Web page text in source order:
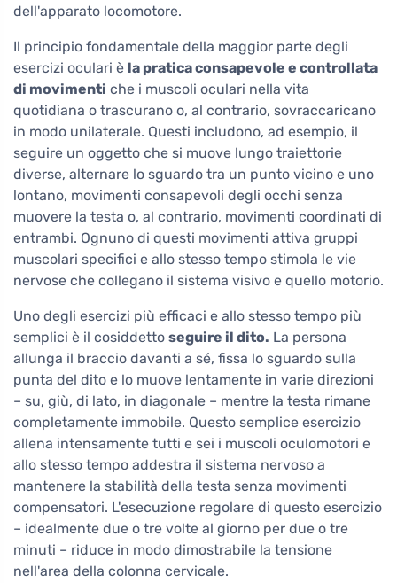
dell'apparato locomotore.
Il principio fondamentale della maggior parte degli
esercizi oculari è la pratica consapevole e controllata
di movimenti che i muscoli oculari nella vita
quotidiana o trascurano o, al contrario, sovraccaricano
in modo unilaterale. Questi includono, ad esempio, il
seguire un oggetto che si muove lungo traiettorie
diverse, alternare lo sguardo tra un punto vicino e uno
lontano, movimenti consapevoli degli occhi senza
muovere la testa o, al contrario, movimenti coordinati di
entrambi. Ognuno di questi movimenti attiva gruppi
muscolari specifici e allo stesso tempo stimola le vie
nervose che collegano il sistema visivo e quello motorio.
Uno degli esercizi più efficaci e allo stesso tempo più
semplici è il cosiddetto seguire il dito. La persona
allunga il braccio davanti a sé, fissa lo sguardo sulla
punta del dito e lo muove lentamente in varie direzioni
– su, giù, di lato, in diagonale – mentre la testa rimane
completamente immobile. Questo semplice esercizio
allena intensamente tutti e sei i muscoli oculomotori e
allo stesso tempo addestra il sistema nervoso a
mantenere la stabilità della testa senza movimenti
compensatori. L'esecuzione regolare di questo esercizio
– idealmente due o tre volte al giorno per due o tre
minuti – riduce in modo dimostrabile la tensione
nell'area della colonna cervicale.